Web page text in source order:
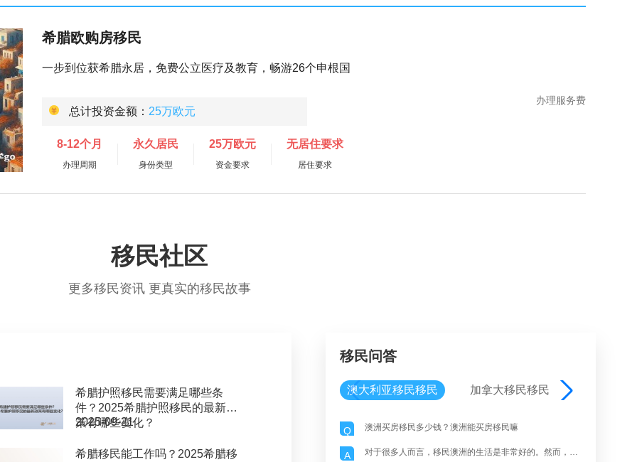
希腊欧购房移民
一步到位获希腊永居，免费公立医疗及教育，畅游26个申根国
总计投资金额： 25万欧元
8-12个月
办理周期
永久居民
身份类型
25万欧元
资金要求
无居住要求
居住要求
办理服务费
移民社区
更多移民资讯 更真实的移民故事
希腊护照移民需要满足哪些条
件？2025希腊护照移民的最新政
策有哪些变化？
2025-09-21
希腊移民能工作吗？2025希腊移
移民问答
澳大利亚移民移民 加拿大移民移民
Q 澳洲买房移民多少钱？澳洲能买房移民嘛
A 对于很多人而言，移民澳洲的生活是非常好的。然而，如果真的澳洲生活，首先房租就是一个很大的问题。而近期澳洲出现了房租涨价的现象，也让当地人苦不堪言。那么，澳洲买房移民多少钱？澳洲能买房移民嘛？下面就由我们飞际移民专家为大家详细解读移民澳洲生活现状的情况吧。澳洲买房移民多少钱？澳大利亚的租金几乎没有上涨，甚至在一些首都城市开始下跌，这为租户提供了缓解，因为在空置率处于历史低位的情况下，房价经历了几年的